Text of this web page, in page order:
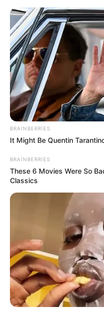
hüquq
Bizi Facebook-da
izləyin
Bizə yazın:
BRAINBERRIES
It Might Be Quentin
BRAINBERRIES
These 6 Movies Were So
Classics